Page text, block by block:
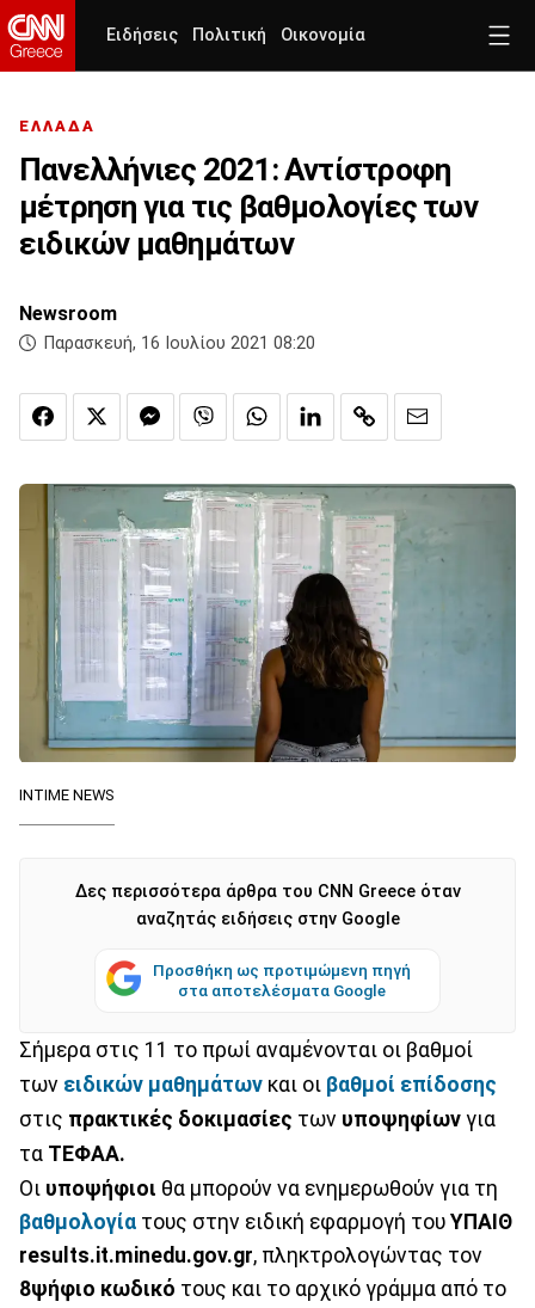
Ειδήσεις Πολιτική Οικονομία
ΕΛΛΑΔΑ
Πανελλήνιες 2021: Αντίστροφη
μέτρηση για τις βαθμολογίες των
ειδικών μαθημάτων
Newsroom
Παρασκευή, 16 Ιουλίου 2021 08:20
ΙΝΤΙΜΕ NEWS
Δες περισσότερα άρθρα του CNN Greece όταν
αναζητάς ειδήσεις στην Google
Προσθήκη ως προτιμώμενη πηγή
στα αποτελέσματα Google
Σήμερα στις 11 το πρωί αναμένονται οι βαθμοί
των ειδικών μαθημάτων και οι βαθμοί επίδοσης
στις πρακτικές δοκιμασίες των υποψηφίων για
τα ΤΕΦΑΑ.
Οι υποψήφιοι θα μπορούν να ενημερωθούν για τη
βαθμολογία τους στην ειδική εφαρμογή του ΥΠΑΙΘ
results.it.minedu.gov.gr, πληκτρολογώντας τον
8ψήφιο κωδικό τους και το αρχικό γράμμα από το